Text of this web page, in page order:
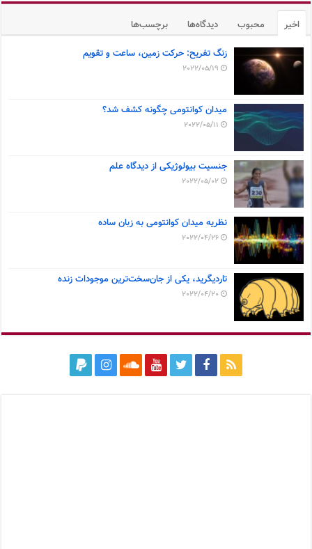
اخیر محبوب دیدگاه‌ها برچسب‌ها
زنگ تفریح: حرکت زمین، ساعت و تقویم
2022/05/19
میدان کوانتومی چگونه کشف شد؟
2022/05/11
جنسیت بیولوژیکی از دیدگاه علم
2022/05/02
نظریه میدان کوانتومی به زبان ساده
2022/04/26
تاردیگرید، یکی از جان‌سخت‌ترین موجودات زنده
2022/04/20